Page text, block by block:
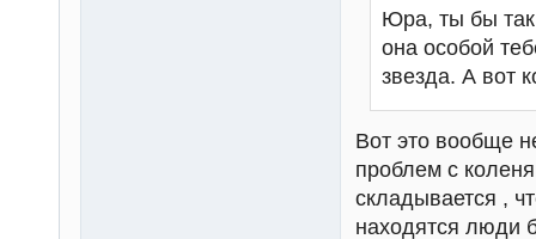
Юра, ты бы так
она особой
звезда. А вот
Вот это вообще
проблем с
складывается ,
находятся люди